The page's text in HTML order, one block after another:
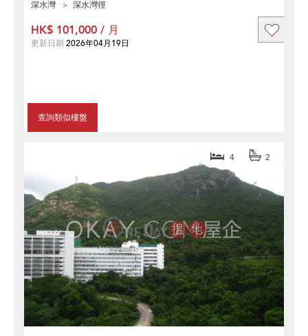
深水灣 深水灣徑
查詢類似樓盤
HK$ 101,000 / 月
更新日期 2026年04月19日
4 2